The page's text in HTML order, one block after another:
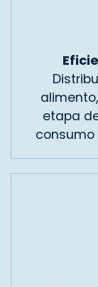
etapa
consumo